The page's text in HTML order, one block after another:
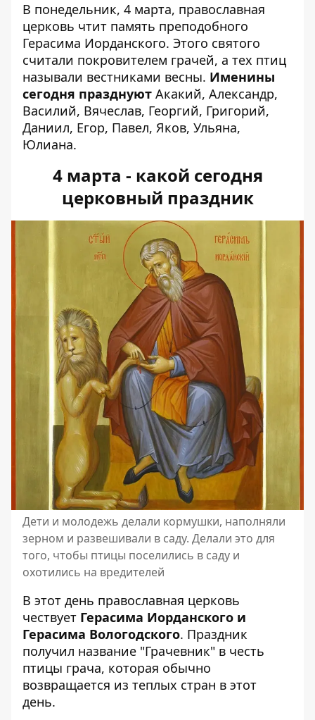
В понедельник, 4 марта, православная
церковь чтит память преподобного
Герасима Иорданского. Этого святого
считали покровителем грачей, а тех птиц
называли вестниками весны. Именины
сегодня празднуют Акакий, Александр,
Василий, Вячеслав, Георгий, Григорий,
Даниил, Егор, Павел, Яков, Ульяна,
Юлиана.
4 марта - какой сегодня
церковный праздник
Дети и молодежь делали кормушки, наполняли
зерном и развешивали в саду. Делали это для
того, чтобы птицы поселились в саду и
охотились на вредителей
В этот день православная церковь
чествует Герасима Иорданского и
Герасима Вологодского. Праздник
получил название "Грачевник" в честь
птицы грача, которая обычно
возвращается из теплых стран в этот
день.